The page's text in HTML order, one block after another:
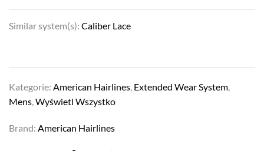
Similar system(s): Caliber Lace
Kategorie: American Hairlines, Extended Wear System,
Mens,Wyświetl Wszystko
Brand: American Hairlines